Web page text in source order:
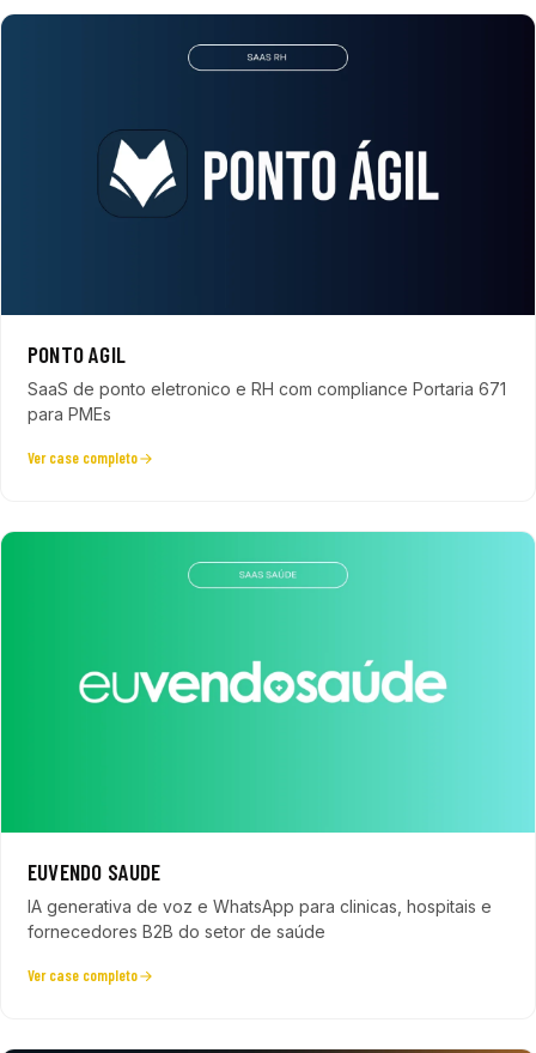
PONTO AGIL
SaaS de ponto eletronico e RH com compliance Portaria 671
para PMEs
Ver case completo
EUVENDO SAUDE
IA generativa de voz e WhatsApp para clinicas, hospitais e
fornecedores B2B do setor de saúde
Ver case completo